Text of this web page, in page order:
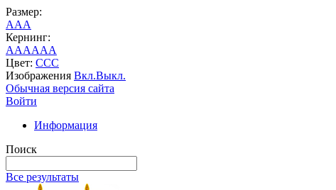
Размер:
AAA
Кернинг:
AAAAAA
Цвет: CCC
Изображения Вкл.Выкл.
Обычная версия сайта
Войти
Информация
Поиск
Все результаты